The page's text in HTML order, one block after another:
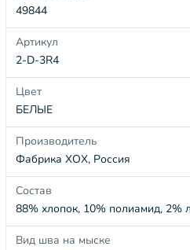
49844
Артикул
2-D-3R4
Цвет
БЕЛЫЕ
Производитель
Фабрика ХОХ, Россия
Состав
88% хлопок, 10% полиамид, 2%
Вид шва на мыске